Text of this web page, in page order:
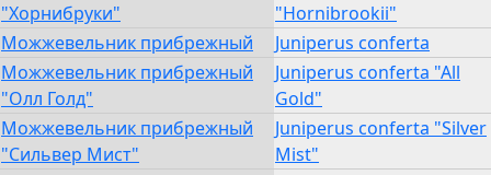
"Хорнибруки"
"Hornibrookii"
Можжевельник прибрежный
Juniperus conferta
Можжевельник прибрежный
"Олл Голд"
Juniperus conferta "All
Gold"
Можжевельник прибрежный
"Сильвер Мист"
Juniperus conferta "Silver
Mist"